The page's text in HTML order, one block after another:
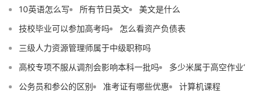
10英语怎么写 所有节日英文
美文是什么
技校毕业可以参加高考吗
怎么看资产负债表
三级人力资源管理师属于中级职称吗
高校专项不服从调剂会影响本科一批吗
多少米属于高空作业‘
公务员和参公的区别
准考证有哪些优惠
计算机课程